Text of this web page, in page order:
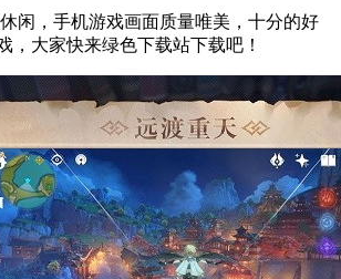
闲，手机游戏画面质量唯美，十分的好
，大家快来绿色下载站下载吧！